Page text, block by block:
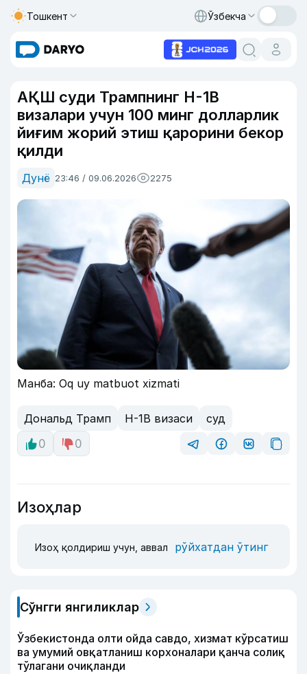
Тошкент Ўзбекча
АҚШ суди Трампнинг H-1B
визалари учун 100 минг долларлик
йиғим жорий этиш қарорини бекор
қилди
Дунё 23:46 / 09.06.2026 2275
Манба: Oq uy matbuot xizmati
Дональд Трамп H-1B визаси
суд
0
0
Изоҳлар
Изоҳ қолдириш учун, аввал рўйхатдан ўтинг
Сўнгги янгиликлар
Ўзбекистонда олти ойда савдо, хизмат кўрсатиш
ва умумий овқатланиш корхоналари қанча солиқ
тўлагани очиқланди